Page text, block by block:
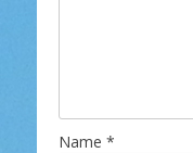
Name *